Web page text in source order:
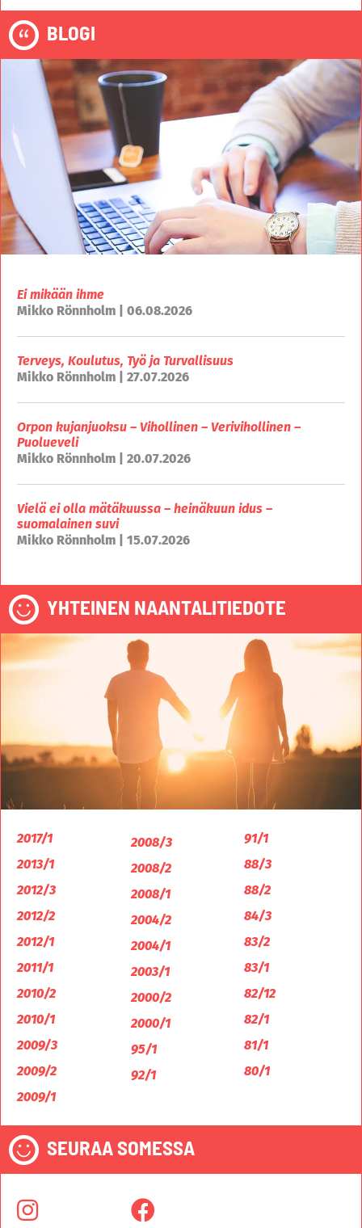
BLOGI
Ei mikään ihme
Mikko Rönnholm | 06.08.2026
Terveys, Koulutus, Työ ja Turvallisuus
Mikko Rönnholm | 27.07.2026
Orpon kujanjuoksu – Vihollinen – Verivihollinen –
Puolueveli
Mikko Rönnholm | 20.07.2026
Vielä ei olla mätäkuussa – heinäkuun idus –
suomalainen suvi
Mikko Rönnholm | 15.07.2026
YHTEINEN NAANTALITIEDOTE
2017/1
2013/1
2012/3
2012/2
2012/1
2011/1
2010/2
2010/1
2009/3
2009/2
2009/1
2008/3
2008/2
2008/1
2004/2
2004/1
2003/1
2000/2
2000/1
95/1
92/1
91/1
88/3
88/2
84/3
83/2
83/1
82/12
82/1
81/1
80/1
SEURAA SOMESSA